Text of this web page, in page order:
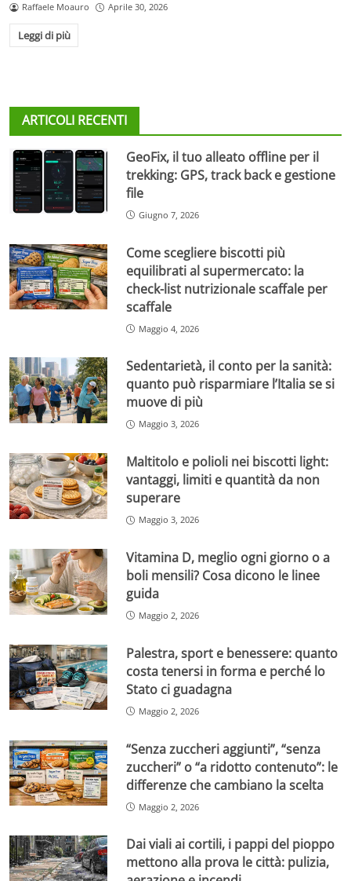
Raffaele Moauro Aprile 30, 2026
Leggi di più
ARTICOLI RECENTI
GeoFix, il tuo alleato offline per il
trekking: GPS, track back e gestione
file
Giugno 7, 2026
Come scegliere biscotti più
equilibrati al supermercato: la
check-list nutrizionale scaffale per
scaffale
Maggio 4, 2026
Sedentarietà, il conto per la sanità:
quanto può risparmiare l’Italia se si
muove di più
Maggio 3, 2026
Maltitolo e polioli nei biscotti light:
vantaggi, limiti e quantità da non
superare
Maggio 3, 2026
Vitamina D, meglio ogni giorno o a
boli mensili? Cosa dicono le linee
guida
Maggio 2, 2026
Palestra, sport e benessere: quanto
costa tenersi in forma e perché lo
Stato ci guadagna
Maggio 2, 2026
“Senza zuccheri aggiunti”, “senza
zuccheri” o “a ridotto contenuto”: le
differenze che cambiano la scelta
Maggio 2, 2026
Dai viali ai cortili, i pappi del pioppo
mettono alla prova le città: pulizia,